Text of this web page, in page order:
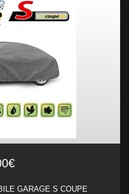
GARAGE S COUPE